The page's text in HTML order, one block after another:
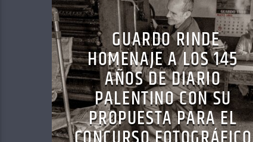
GUARDO RINDE
HOMENAJE A LOS 145
AÑOS DE DIARIO
PALENTINO CON SU
PROPUESTA PARA EL